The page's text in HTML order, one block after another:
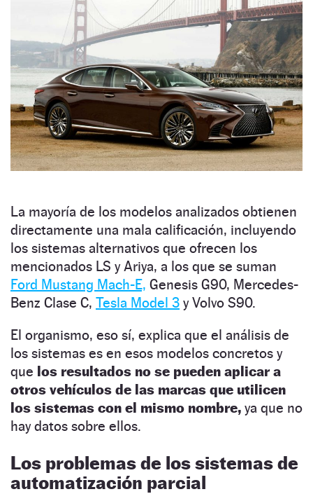
La mayoría de los modelos analizados obtienen
directamente una mala calificación, incluyendo
los sistemas alternativos que ofrecen los
mencionados LS y Ariya, a los que se suman
Ford Mustang Mach-E, Genesis G90, Mercedes-
Benz Clase C, Tesla Model 3 y Volvo S90.
El organismo, eso sí, explica que el análisis de
los sistemas es en esos modelos concretos y
que los resultados no se pueden aplicar a
otros vehículos de las marcas que utilicen
los sistemas con el mismo nombre, ya que no
hay datos sobre ellos.
Los problemas de los sistemas de
automatización parcial